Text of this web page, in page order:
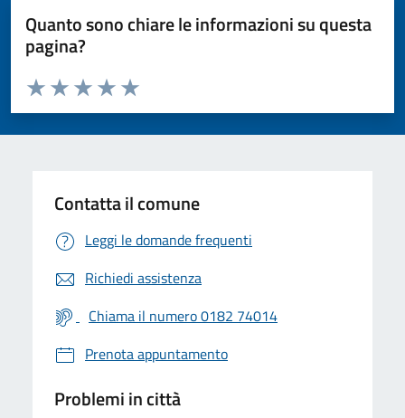
Quanto sono chiare le informazioni su questa
pagina?
Valuta da 1 a 5 stelle la pagina
Valuta 5 stelle su 5
Valuta 4 stelle su 5
Valuta 3 stelle su 5
Valuta 2 stelle su 5
Valuta 1 stelle su 5
Contatta il comune
Leggi le domande frequenti
Richiedi assistenza
Chiama il numero 0182 74014
Prenota appuntamento
Problemi in città